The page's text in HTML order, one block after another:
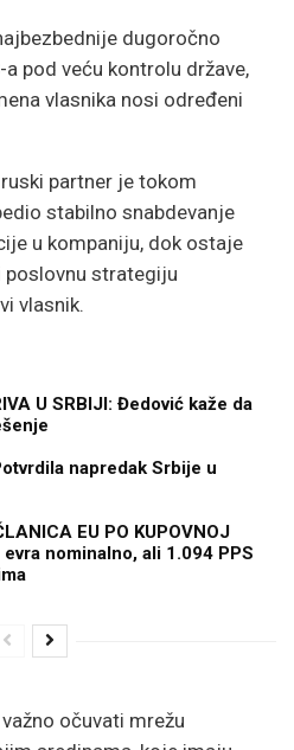
dugoročno
pod veću kontrolu države,
vlasnika nosi određeni
partner je tokom
stabilno snabdevanje
u kompaniju, dok ostaje
poslovnu strategiju
vlasnik.
U SRBIJI: Đedović kaže da
napredak Srbije u
EU PO KUPOVNOJ
nominalno, ali 1.094 PPS
očuvati mrežu